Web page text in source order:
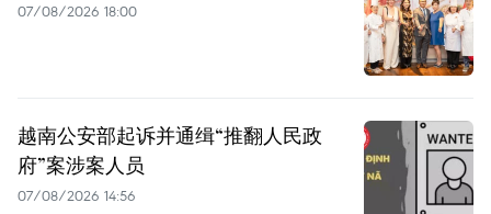
07/08/2026 18:00
越南公安部起诉并通缉“推翻人民政
府”案涉案人员
07/08/2026 14:56